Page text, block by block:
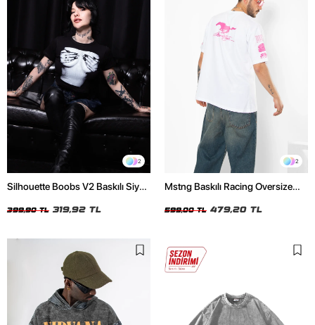
2
Silhouette Boobs V2 Baskılı Siyah
399,90 TL 319,92 TL
2
Mstng Baskılı Racing Oversize
599,00 TL 479,20 TL